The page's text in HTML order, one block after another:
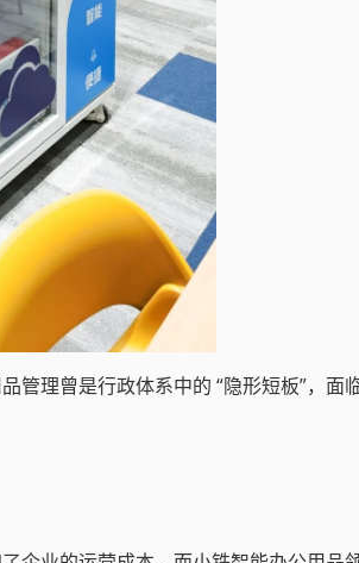
管理曾是行政体系中的 “隐形短板”，面